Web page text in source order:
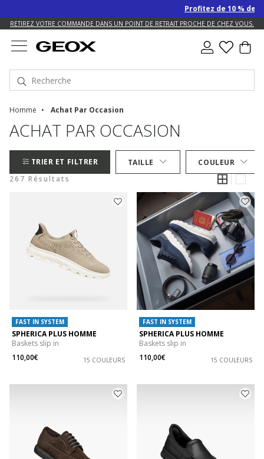
Profitez de 10 % de remise
RETIREZ VOTRE COMMANDE DANS UN POINT DE RETRAIT PROCHE DE CHEZ VOUS.
Homme Achat Par Occasion
ACHAT PAR OCCASION
TRIER ET FILTRER TAILLE
COULEUR
267 Résultats
FAST IN SYSTEM
SPHERICA PLUS HOMME
Baskets slip in
110,00€
15 COULEURS
FAST IN SYSTEM
SPHERICA PLUS HOMME
Baskets slip in
110,00€
15 COULEURS